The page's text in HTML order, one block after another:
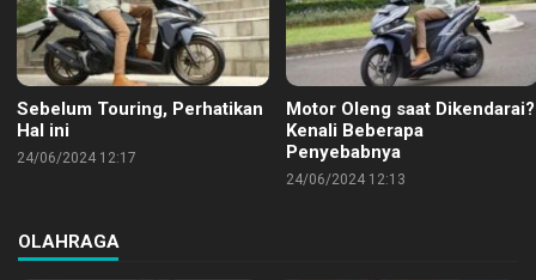
Sebelum Touring, Perhatikan
Hal ini
24/06/2024 12:17
Motor Oleng saat Dikendarai?
Kenali Beberapa
Penyebabnya
24/06/2024 12:13
OLAHRAGA